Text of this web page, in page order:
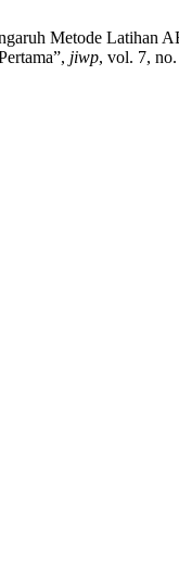
Metode Latihan
jiwp, vol. 7,